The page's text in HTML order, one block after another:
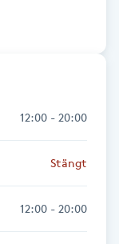
12:00 - 20:00
Stängt
12:00 - 20:00